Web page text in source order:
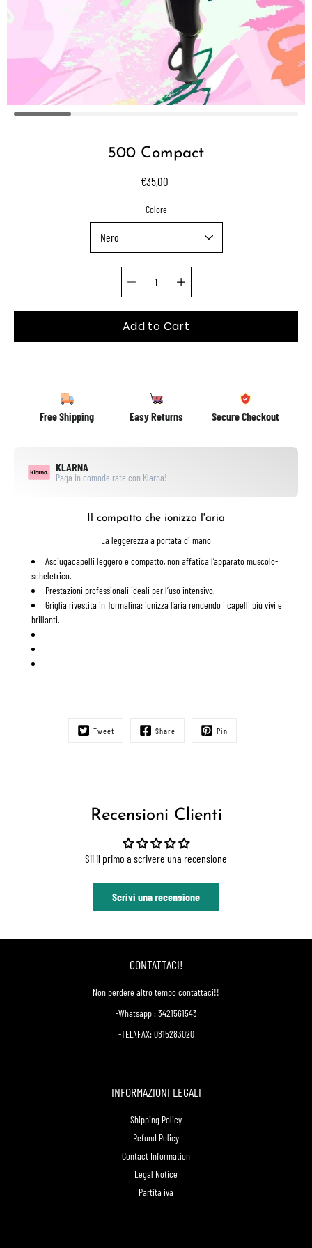
500 Compact
€35,00
Colore
Select variant
Quantity selector
Add to Cart
Free Shipping Easy Returns Secure Checkout
KLARNA
Paga in comode rate con Klarna!
Il compatto che ionizza l'aria
La leggerezza a portata di mano
Asciugacapelli leggero e compatto, non affatica l’apparato muscolo-
scheletrico.
Prestazioni professionali ideali per l’uso intensivo.
Griglia rivestita inTormalina: ionizza l’aria rendendo i capelli più vivi e
brillanti.
Tweet Share Pin
Recensioni Clienti
Sii il primo a scrivere una recensione
Scrivi una recensione
CONTATTACI!
Non perdere altro tempo contattaci!!
-Whatsapp : 3421561543
-TEL\FAX: 0815283020
INFORMAZIONI LEGALI
Shipping Policy
Refund Policy
Contact Information
Legal Notice
Partita iva